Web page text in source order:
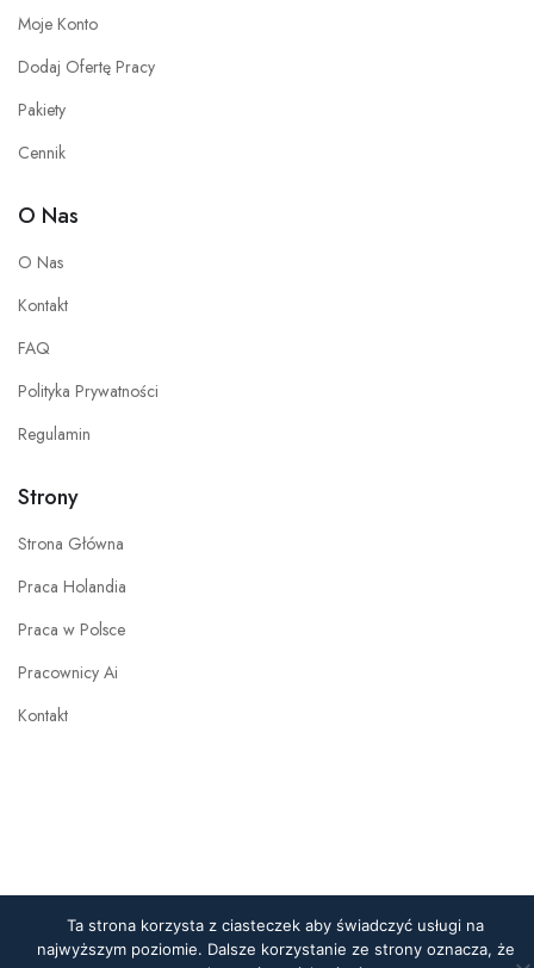
Moje Konto
Dodaj Ofertę Pracy
Pakiety
Cennik
O Nas
O Nas
Kontakt
FAQ
Polityka Prywatności
Regulamin
Strony
Strona Główna
Praca Holandia
Praca w Polsce
Pracownicy Ai
Kontakt
Ta strona korzysta z ciasteczek aby świadczyć usługi na
najwyższym poziomie. Dalsze korzystanie ze strony oznacza, że